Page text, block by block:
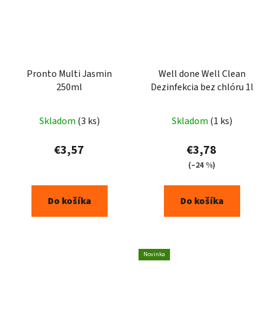
Pronto Multi Jasmin
250ml
Skladom (3 ks)
€3,57
Do košíka
Well done Well Clean
Dezinfekcia bez chlóru 1l
Skladom (1 ks)
€3,78
(–24 %)
Do košíka
Novinka